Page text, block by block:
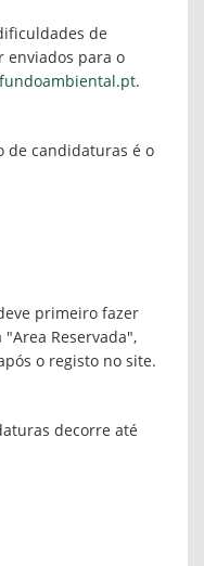
de
enviados para o
.
de candidaturas é o
primeiro fazer
Reservada",
o registo no site.
decorre até